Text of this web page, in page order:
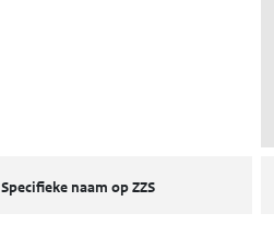
Specifieke naam op ZZS